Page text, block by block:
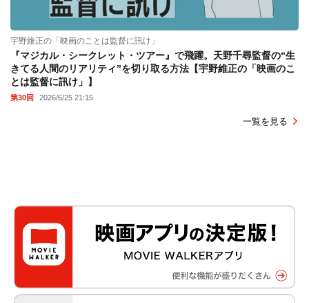
宇野維正の「映画のことは監督に訊け」
『マジカル・シークレット・ツアー』で飛躍。天野千尋監督の“生
きてる人間のリアリティ”を切り取る方法【宇野維正の「映画のこ
とは監督に訊け」】
第30回 2026/6/25 21:15
一覧を見る